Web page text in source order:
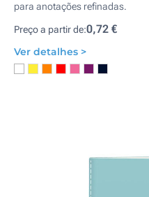
para anotações refinadas.
Preço a partir de:0,72 €
Ver detalhes >